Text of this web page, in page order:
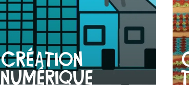
Création
numérique